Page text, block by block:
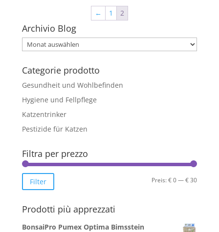
← 1 2
Archivio Blog
Archivio
Blog
Categorie prodotto
Gesundheit und Wohlbefinden
Hygiene und Fellpflege
Katzentrinker
Pestizide für Katzen
Filtra per prezzo
Min.
Max.
Filter Preis:€ 0—€ 30
Prodotti più apprezzati
BonsaiPro Pumex Optima Bimsstein